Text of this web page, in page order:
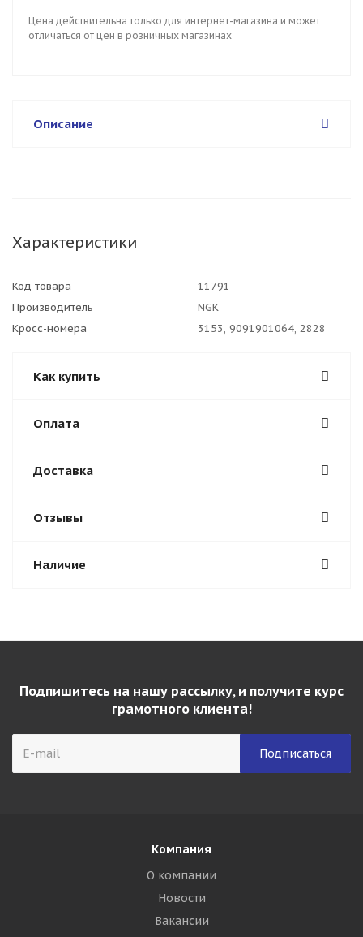
Цена действительна только для интернет-магазина и может
отличаться от цен в розничных магазинах
Описание
Характеристики
Код товара
11791
Производитель
NGK
Кросс-номера
3153, 9091901064, 2828
Как купить
Оплата
Доставка
Отзывы
Наличие
Подпишитесь на нашу рассылку, и получите курс
грамотного клиента!
Компания
О компании
Новости
Вакансии